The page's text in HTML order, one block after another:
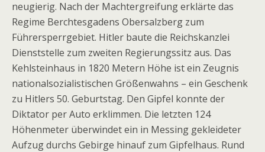
neugierig. Nach der Machtergreifung erklärte das
Regime Berchtesgadens Obersalzberg zum
Führersperrgebiet. Hitler baute die Reichskanzlei
Dienststelle zum zweiten Regierungssitz aus. Das
Kehlsteinhaus in 1820 Metern Höhe ist ein Zeugnis
nationalsozialistischen Größenwahns – ein Geschenk
zu Hitlers 50. Geburtstag. Den Gipfel konnte der
Diktator per Auto erklimmen. Die letzten 124
Höhenmeter überwindet ein in Messing gekleideter
Aufzug durchs Gebirge hinauf zum Gipfelhaus. Rund